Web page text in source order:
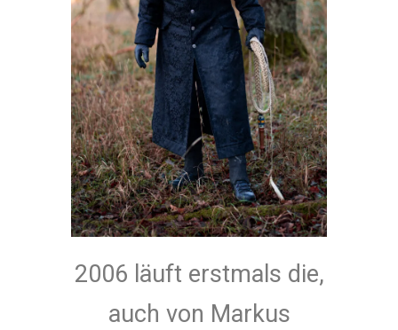
2006 läuft erstmals die,
auch von Markus